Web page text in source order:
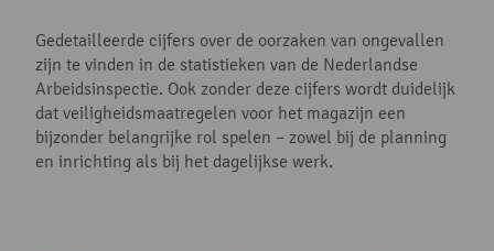
Gedetailleerde cijfers over de oorzaken van ongevallen
zijn te vinden in de statistieken van de Nederlandse
Arbeidsinspectie. Ook zonder deze cijfers wordt duidelijk
dat veiligheidsmaatregelen voor het magazijn een
bijzonder belangrijke rol spelen – zowel bij de planning
en inrichting als bij het dagelijkse werk.